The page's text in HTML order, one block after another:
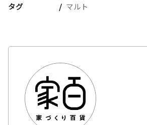
タグ
マルト